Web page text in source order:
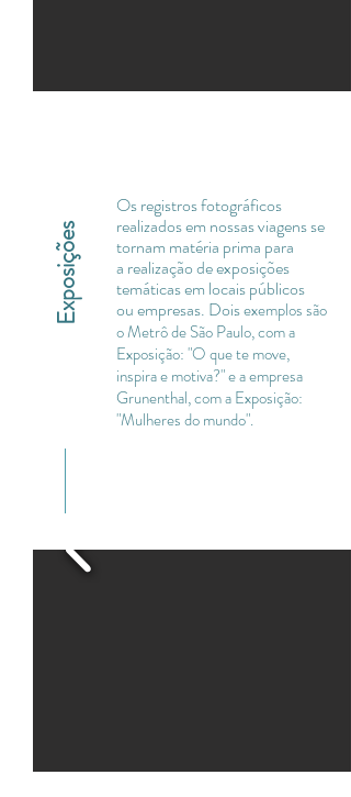
Os registros fotográficos
realizados em nossas viagens se
tornam matéria prima para
a realização de exposições
temáticas em locais públicos
ou empresas. Doisexemplos são
o Metrô de São Paulo, com a
Exposição: "O que te move,
inspira e motiva?" e a empresa
Grunenthal, com a Exposição:
"Mulheres do mundo".
Exposições